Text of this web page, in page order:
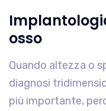
osso
Quando altezza o
diagnosi
più importante,